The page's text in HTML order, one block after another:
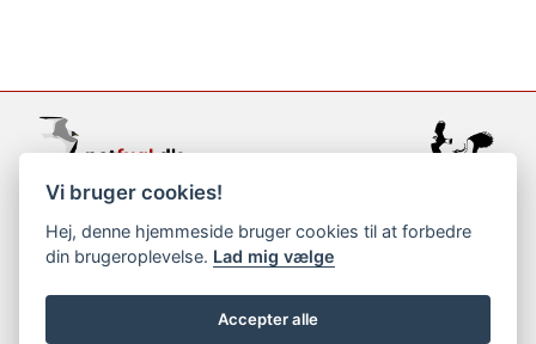
support@netfugl.dk
copyright © 2002-2023
Vi bruger cookies!
Hej, denne hjemmeside bruger cookies til at forbedre
din brugeroplevelse. Lad mig vælge
Accepter alle